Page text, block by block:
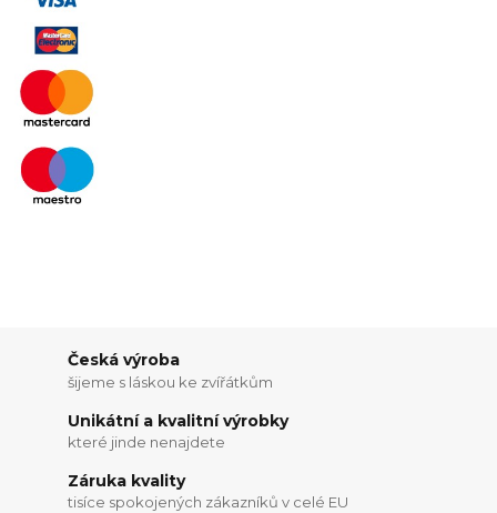
Česká výroba
šijeme s láskou ke zvířátkům
Unikátní a kvalitní výrobky
které jinde nenajdete
Záruka kvality
tisíce spokojených zákazníků v celé EU